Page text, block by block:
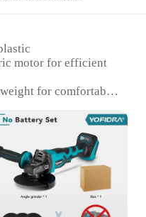
motor for efficient
for comfortable
grinding heads for
and professional use
sets for vendors